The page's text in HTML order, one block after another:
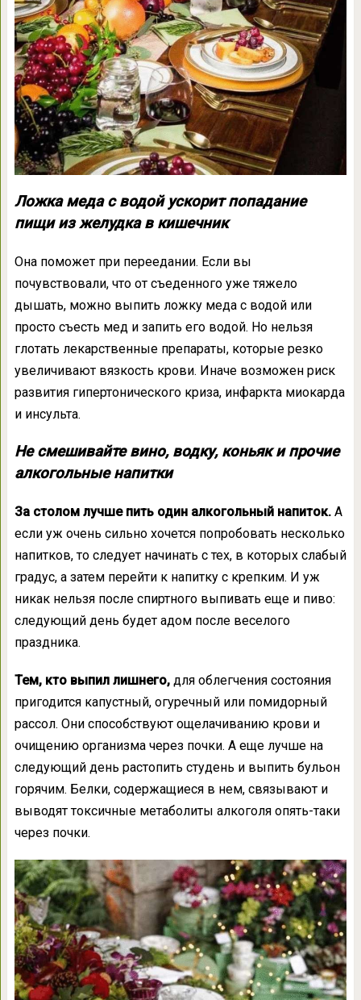
Ложка меда с водой ускорит попадание
пищи из желудка в кишечник
Она поможет при переедании. Если вы
почувствовали, что от съеденного уже тяжело
дышать, можно выпить ложку меда с водой или
просто съесть мед и запить его водой. Но нельзя
глотать лекарственные препараты, которые резко
увеличивают вязкость крови. Иначе возможен риск
развития гипертонического криза, инфаркта миокарда
и инсульта.
Не смешивайте вино, водку, коньяк и прочие
алкогольные напитки
За столом лучше пить один алкогольный напиток. А
если уж очень сильно хочется попробовать несколько
напитков, то следует начинать с тех, в которых слабый
градус, а затем перейти к напитку с крепким. И уж
никак нельзя после спиртного выпивать еще и пиво:
следующий день будет адом после веселого
праздника.
Тем, кто выпил лишнего, для облегчения состояния
пригодится капустный, огуречный или помидорный
рассол. Они способствуют ощелачиванию крови и
очищению организма через почки. А еще лучше на
следующий день растопить студень и выпить бульон
горячим. Белки, содержащиеся в нем, связывают и
выводят токсичные метаболиты алкоголя опять-таки
через почки.